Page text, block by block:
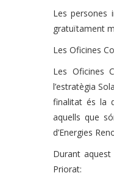
Les persones
gratuïtament
Les Oficines
Les Oficines
l’estratègia
finalitat és la
aquells que
d’Energies
Durant
Priorat: